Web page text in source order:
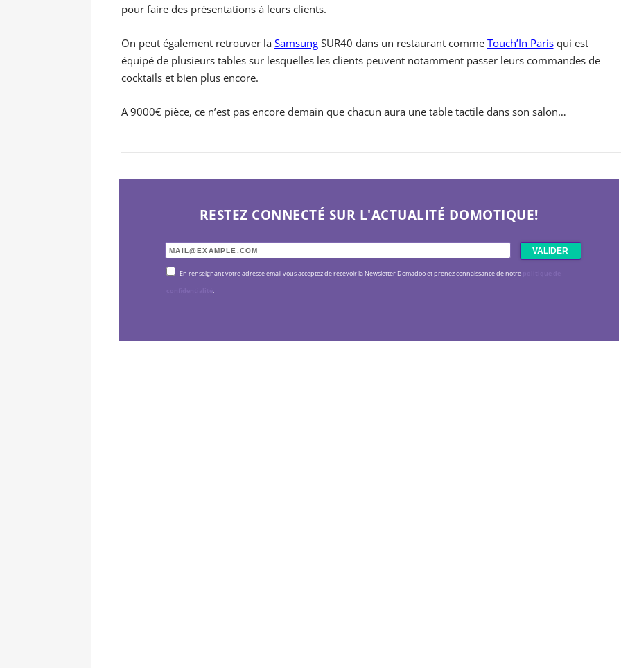
pour faire des présentations à leurs clients.
On peut également retrouver la SamsungSUR40 dans un restaurant comme Touch’In Parisqui est
équipé de plusieurs tables sur lesquelles les clients peuvent notamment passer leurs commandes de
cocktails et bien plus encore.
A 9000€ pièce, ce n’est pas encore demain que chacun aura une table tactile dans son salon…
RESTEZ CONNECTÉ SUR L'ACTUALITÉ DOMOTIQUE!
En renseignant votre adresse email vous acceptez de recevoir la Newsletter Domadoo et prenez connaissance de notre
.